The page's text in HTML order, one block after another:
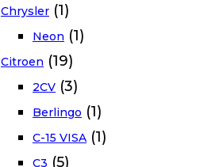
Chrysler (1)
Neon (1)
Citroen (19)
2CV (3)
Berlingo (1)
C-15 VISA (1)
C3 (5)